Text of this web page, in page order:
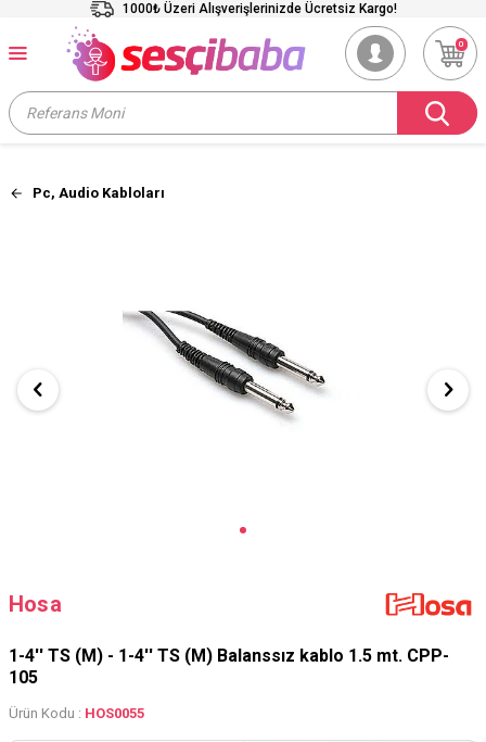
1000₺ Üzeri Alışverişlerinizde Ücretsiz Kargo!
0
Pc, Audio Kabloları
Hosa
1-4'' TS (M) - 1-4'' TS (M) Balanssız kablo 1.5 mt. CPP-
105
Ürün Kodu : HOS0055